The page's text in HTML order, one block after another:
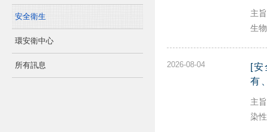
安全衛生
環安衛中心
所有訊息
主
生
2026-08-04
[
有
主
染